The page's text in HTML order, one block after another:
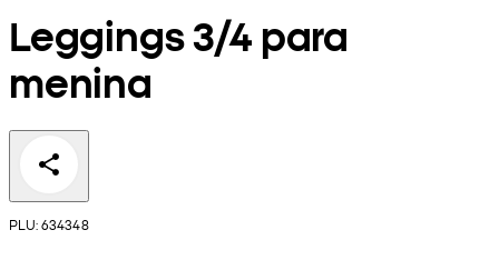
Leggings 3/4 para
menina
PLU: 634348